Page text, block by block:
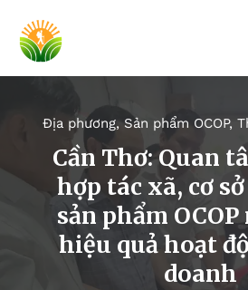
Địa phương,Sản phẩm OCOP,
Cần Thơ: Quan
hợp tác xã, cơ
sản phẩm
hiệu quả hoạt
doanh